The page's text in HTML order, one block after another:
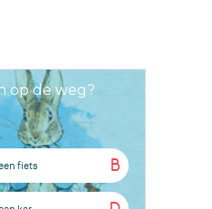
op de weg?
B
fiets